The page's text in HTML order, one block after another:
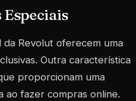
Revolut oferecem uma
Outra característica
proporcionam uma
ao fazer compras online.